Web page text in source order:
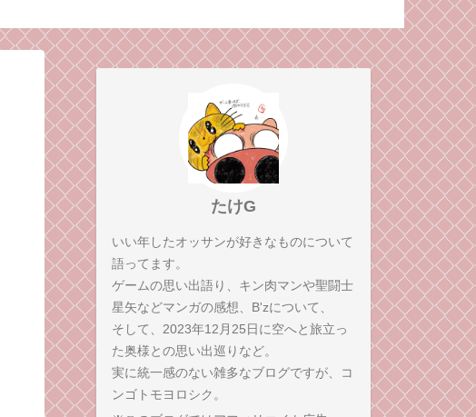
っちまでボロボロに。
たけG
いい年したオッサンが好きなものについて
語ってます。
ゲームの思い出語り、キン肉マンや聖闘士
星矢などマンガの感想、B'zについて、
そして、2023年12月25日に空へと旅立っ
た奥様との思い出巡りなど。
実に統一感のない雑多なブログですが、コ
ンゴトモヨロシク。